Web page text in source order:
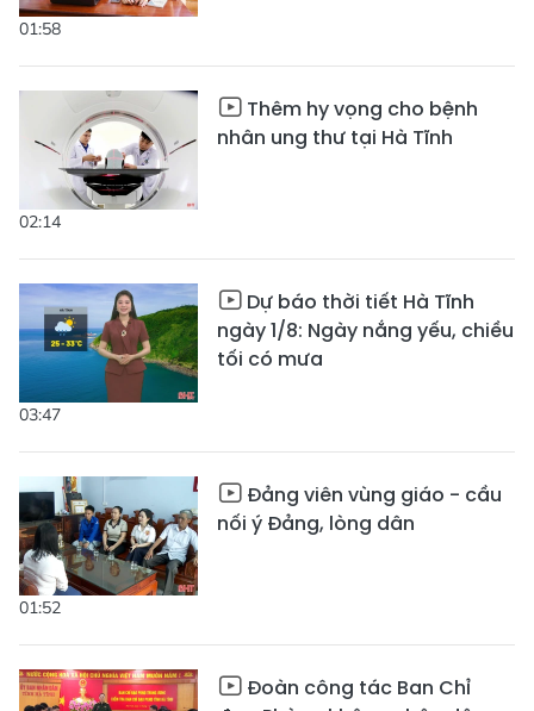
01:58
02:14
Thêm hy vọng cho bệnh
nhân ung thư tại Hà Tĩnh
03:47
Dự báo thời tiết Hà Tĩnh
ngày 1/8: Ngày nắng yếu, chiều
tối có mưa
01:52
Đảng viên vùng giáo - cầu
nối ý Đảng, lòng dân
Đoàn công tác Ban Chỉ